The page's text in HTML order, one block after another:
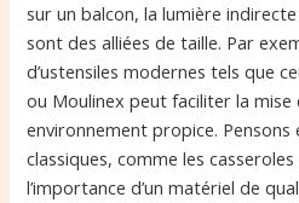
sur un balcon, la lumière
sont des alliées de taille. Par
d’ustensiles modernes tels que
ou Moulinex peut faciliter la mise
environnement propice.
classiques, comme les
l’importance d’un matériel de